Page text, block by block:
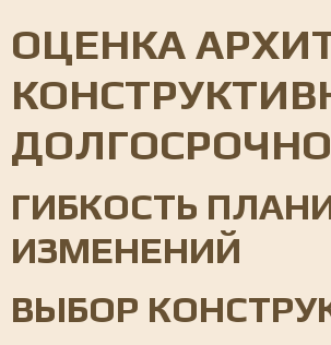
ОЦЕНКА
ГИБКОСТЬ
ИЗМЕНЕНИЙ
ВЫБОР